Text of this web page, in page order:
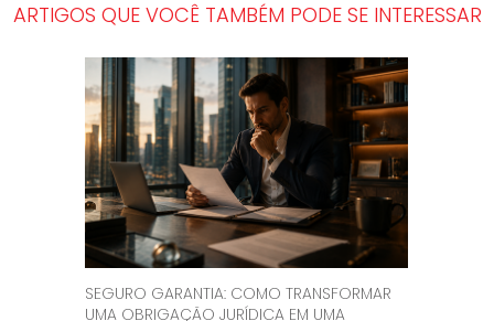
ARTIGOS QUE VOCÊ TAMBÉM PODE SE INTERESSAR
SEGURO GARANTIA: COMO TRANSFORMAR
UMA OBRIGAÇÃO JURÍDICA EM UMA